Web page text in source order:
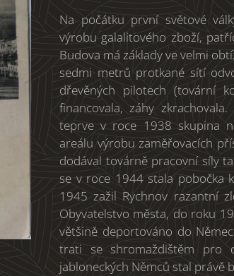
Na počátku první světové
výrobu galalitového zboží,
Budova má základy ve velmi
sedmi metrů protkané sítí
dřevěných pilotech (tovární
financovala, záhy
teprve v roce 1938 skupina
areálu výrobu zaměřovacích
dodával továrně pracovní síly
se v roce 1944 stala pobočka
1945 zažil Rychnov razantní
Obyvatelstvo města, do roku
většině deportováno do
trati se shromaždištěm pro
jabloneckých Němců stal právě